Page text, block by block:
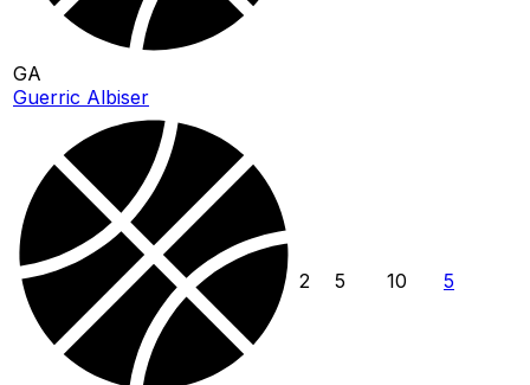
GA
Guerric Albiser
2 5 10 5